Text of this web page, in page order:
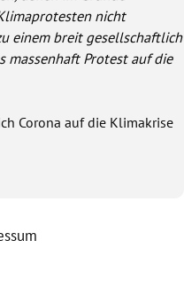
nicht
einem breit gesellschaftlich
massenhaft Protest auf die
Corona auf die Klimakrise